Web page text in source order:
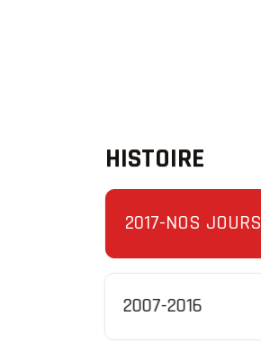
HISTOIRE
2017-NOS JOURS
2007-2016